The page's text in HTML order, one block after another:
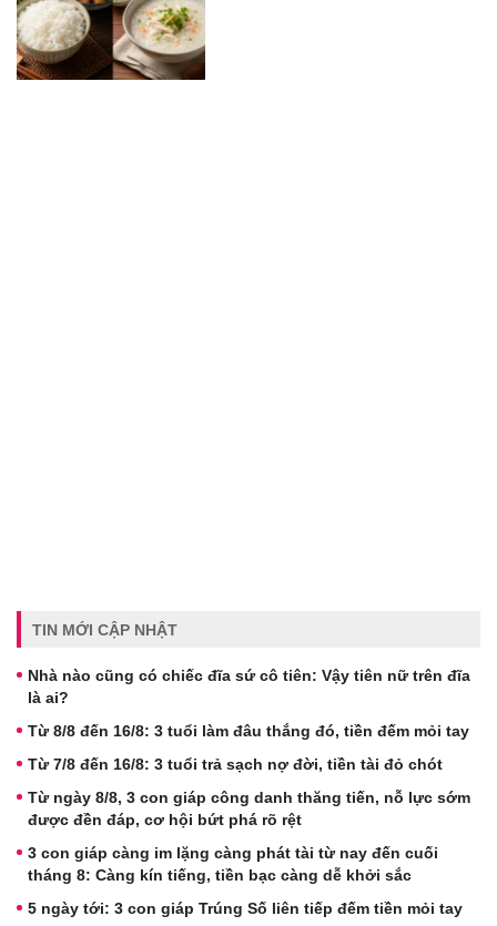
TIN MỚI CẬP NHẬT
Nhà nào cũng có chiếc đĩa sứ cô tiên: Vậy tiên nữ trên đĩa
là ai?
Từ 8/8 đến 16/8: 3 tuổi làm đâu thắng đó, tiền đếm mỏi tay
Từ 7/8 đến 16/8: 3 tuổi trả sạch nợ đời, tiền tài đỏ chót
Từ ngày 8/8, 3 con giáp công danh thăng tiến, nỗ lực sớm
được đền đáp, cơ hội bứt phá rõ rệt
3 con giáp càng im lặng càng phát tài từ nay đến cuối
tháng 8: Càng kín tiếng, tiền bạc càng dễ khởi sắc
5 ngày tới: 3 con giáp Trúng Số liên tiếp đếm tiền mỏi tay